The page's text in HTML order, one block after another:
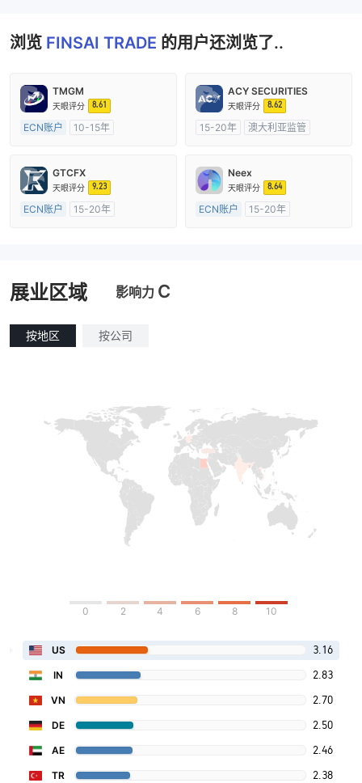
浏览 FINSAI TRADE 的用户还浏览了..
TMGM
天眼评分 8.61
ECN账户
10-15年
主标MT4
ACY SECURITIES
天眼评分 8.62
15-20年
澳大利亚监管
GTCFX
天眼评分 9.23
ECN账户
15-20年
Neex
天眼评分 8.64
ECN账户
15-20年
展业区域 影响力 C
按地区 按公司
0 2 4 6 8 10
US 3.16
IN 2.83
VN 2.70
DE 2.50
AE 2.46
TR 2.38